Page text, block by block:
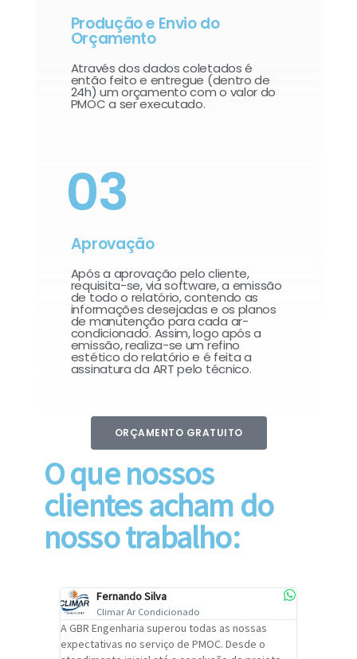
Produção e Envio do
Orçamento
Através dos dados coletados é
então feito e entregue (dentro de
24h) um orçamento com o valor do
PMOC a ser executado.
03
Aprovação
Após a aprovação pelo cliente,
requisita-se, via software, a emissão
de todo o relatório, contendo as
informações desejadas e os planos
de manutenção para cada ar-
condicionado. Assim, logo após a
emissão, realiza-se um refino
estético do relatório e é feita a
assinatura da ART pelo técnico.
ORÇAMENTO GRATUITO
O que nossos
clientes acham do
nosso trabalho:
Fernando Silva
Climar Ar Condicionado
A GBR Engenharia superou todas as nossas
expectativas no serviço de PMOC. Desde o